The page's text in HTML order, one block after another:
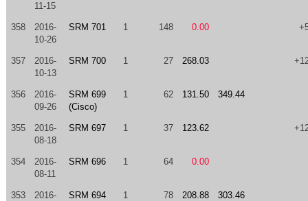
11-15
358
2016-
10-26
SRM 701 1 148 0.00
357
2016-
10-13
SRM 700 1 27 268.03
356
2016-
09-26
SRM 699
(Cisco)
1 62 131.50 349.44
355
2016-
08-18
SRM 697 1 37 123.62
354
2016-
08-11
SRM 696 1 64 0.00
353
2016-
SRM 694 1 78 208.88 303.46